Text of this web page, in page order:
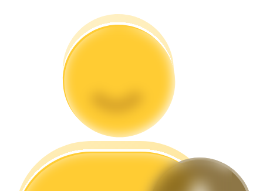
Guia para iniciantes em futuros
Estratégias de negociação